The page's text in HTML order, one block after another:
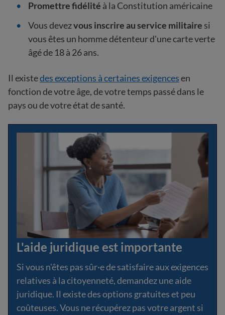
Promettre fidélité à la Constitution américaine
Vous devezvous inscrire au service militaire si
vous êtes un homme détenteur d'une carte verte
âgé de 18 à 26 ans.
Il existedes exceptions à certaines exigencesen
fonction de votre âge, de votre temps passé dans le
pays ou de votre état de santé.
L'aide juridique est importante
Si vous n'êtes pas sûr·e de satisfaire aux exigences
relatives à la citoyenneté, demandez une aide
juridique. Il existe des options gratuites et peu
coûteuses. Vous ne récupérez pas votre argent si